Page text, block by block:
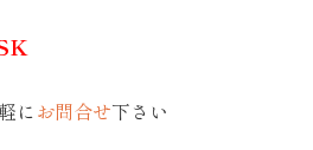
にお問合せ下さい